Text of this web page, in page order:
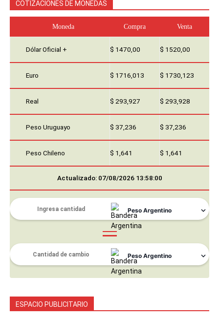
COTIZACIONES DE MONEDAS
Moneda Compra Venta
Dólar Oficial + $ 1470,00 $ 1520,00
Euro $ 1716,013 $ 1730,123
Real $ 293,927 $ 293,928
Peso Uruguayo $ 37,236 $ 37,236
Peso Chileno $ 1,641 $ 1,641
Actualizado: 07/08/2026 13:58:00
ESPACIO PUBLICITARIO